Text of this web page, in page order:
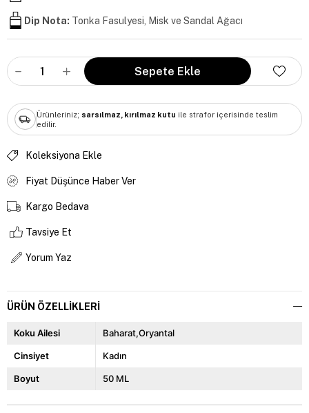
Dip Nota: Tonka Fasulyesi, Misk ve Sandal Ağacı
Ürünleriniz; sarsılmaz, kırılmaz kutu ile strafor içerisinde teslim
edilir.
Koleksiyona Ekle
Fiyat Düşünce Haber Ver
Kargo Bedava
Tavsiye Et
Yorum Yaz
ÜRÜN ÖZELLIKLERI
Koku Ailesi Baharat,Oryantal
Cinsiyet Kadın
Boyut 50 ML